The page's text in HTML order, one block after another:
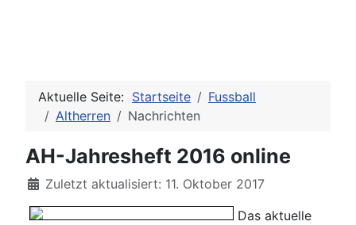
Aktuelle Seite: Startseite
Fussball
Altherren
Nachrichten
AH-Jahresheft 2016 online
DetailsZuletzt aktualisiert: 11. Oktober 2017
Das aktuelle